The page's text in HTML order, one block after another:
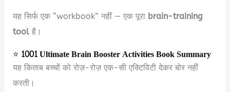
यह सिर्फ एक “workbook” नहीं — एक पूरा brain-training
tool है।
⭐ 1001 Ultimate Brain Booster Activities Book Summary
यह किताब बच्चों को रोज़-रोज़ एक-सी एक्टिविटी देकर बोर नहीं
करती।